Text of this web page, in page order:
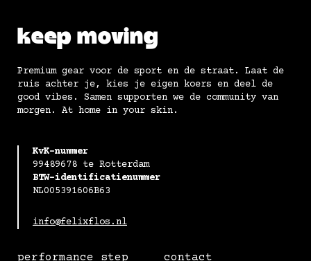
keep moving
Premium gear voor de sport en de straat. Laat de
ruis achter je, kies je eigen koers en deel de
good vibes. Samen supporten we de community van
morgen. At home in your skin.
KvK-nummer
99489678 te Rotterdam
BTW-identificatienummer
NL005391606B63
info@felixflos.nl
performance step
contact